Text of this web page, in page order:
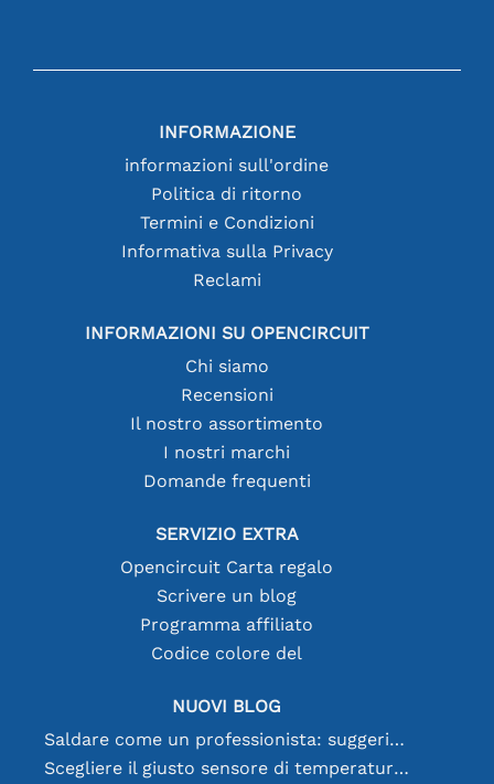
INFORMAZIONE
informazioni sull'ordine
Politica di ritorno
Termini e Condizioni
Informativa sulla Privacy
Reclami
INFORMAZIONI SU OPENCIRCUIT
Chi siamo
Recensioni
Il nostro assortimento
I nostri marchi
Domande frequenti
SERVIZIO EXTRA
Opencircuit Carta regalo
Scrivere un blog
Programma affiliato
Codice colore del
NUOVI BLOG
Saldare come un professionista: suggerimenti per connessioni elettroniche perfette
Scegliere il giusto sensore di temperatura [youtube]